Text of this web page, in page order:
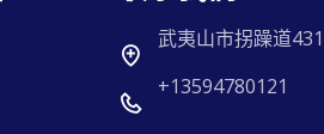
武夷山市拐躁道
+13594780121